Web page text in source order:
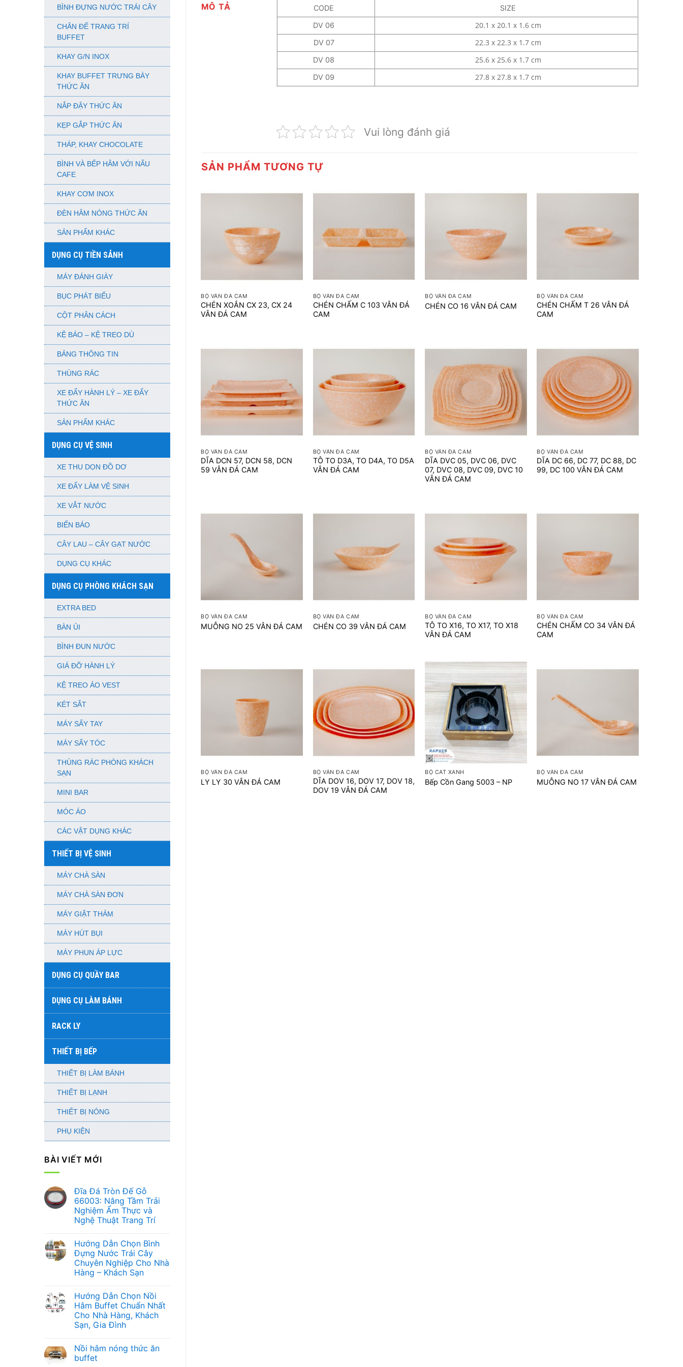
BÌNH ĐỰNG NƯỚC TRÁI CÂY
CHÂN ĐẾ TRANG TRÍ
BUFFET
KHAY G/N INOX
KHAY BUFFET TRƯNG BÀY
THỨC ĂN
NẮP ĐẬY THỨC ĂN
KẸP GẮP THỨC ĂN
THÁP, KHAY CHOCOLATE
BÌNH VÀ BẾP HÂM VỚI NẤU
CAFE
KHAY CƠM INOX
ĐÈN HÂM NÓNG THỨC ĂN
SẢN PHẨM KHÁC
DỤNG CỤ TIỀN SẢNH
MÁY ĐÁNH GIÀY
BỤC PHÁT BIỂU
CỘT PHÂN CÁCH
KỆ BÁO – KỆ TREO DÙ
BẢNG THÔNG TIN
THÙNG RÁC
XE ĐẨY HÀNH LÝ – XE ĐẨY
THỨC ĂN
SẢN PHẨM KHÁC
DỤNG CỤ VỆ SINH
XE THU DỌN ĐỒ DƠ
XE ĐẨY LÀM VỆ SINH
XE VẮT NƯỚC
BIỂN BÁO
CÂY LAU – CÂY GẠT NƯỚC
DỤNG CỤ KHÁC
DỤNG CỤ PHÒNG KHÁCH SẠN
EXTRA BED
BÀN ỦI
BÌNH ĐUN NƯỚC
GIÁ ĐỠ HÀNH LÝ
KỆ TREO ÁO VEST
KÉT SẮT
MÁY SẤY TAY
MÁY SẤY TÓC
THÙNG RÁC PHÒNG KHÁCH
SẠN
MINI BAR
MÓC ÁO
CÁC VẬT DỤNG KHÁC
THIẾT BỊ VỆ SINH
MÁY CHÀ SÀN
MÁY CHÀ SÀN ĐƠN
MÁY GIẶT THẢM
MÁY HÚT BỤI
MÁY PHUN ÁP LỰC
DỤNG CỤ QUẦY BAR
DỤNG CỤ LÀM BÁNH
RACK LY
THIẾT BỊ BẾP
THIẾT BỊ LÀM BÁNH
THIẾT BỊ LẠNH
THIẾT BỊ NÓNG
PHỤ KIỆN
BÀI VIẾT MỚI
Đĩa Đá Tròn Đế Gỗ
66003: Nâng Tầm Trải
Nghiệm Ẩm Thực và
Nghệ Thuật Trang Trí
bình
luận
ở
Đĩa
Đá
Tròn
66003:
Nâng
Tầm
Trải
Nghiệm
Ẩm
Nghệ
Thuật
Trang
Hướng Dẫn Chọn Bình
Đựng Nước Trái Cây
Chuyên Nghiệp Cho Nhà
Hàng – Khách Sạn
bình
luận
ở
Hướng
Dẫn
Chọn
Nước
Trái
Cây
Hướng Dẫn Chọn Nồi
Hâm Buffet Chuẩn Nhất
Cho Nhà Hàng, Khách
Sạn, Gia Đình
bình
luận
ở
Nồi hâm nóng thức ăn
buffet
MÔ TẢ CODE
SIZE
DV 06
20.1 x 20.1 x 1.6 cm
DV 07 22.3 x 22.3 x 1.7 cm
DV 08 25.6 x 25.6 x 1.7 cm
DV 09 27.8 x 27.8 x 1.7 cm
Vui lòng đánh giá
SẢN PHẨM TƯƠNG TỰ
BỘ VÂN ĐÁ CAM
CHÉN XOẮN CX 23, CX 24
VÂN ĐÁ CAM
BỘ VÂN ĐÁ CAM
CHÉN CHẤM C 103 VÂN ĐÁ
CAM
BỘ VÂN ĐÁ CAM
CHÉN CO 16 VÂN ĐÁ CAM
BỘ VÂN ĐÁ CAM
CHÉN CHẤM T 26 VÂN ĐÁ
CAM
BỘ VÂN ĐÁ CAM
DĨA DCN 57, DCN 58, DCN
59 VÂN ĐÁ CAM
BỘ VÂN ĐÁ CAM
TÔ TO D3A, TO D4A, TO D5A
VÂN ĐÁ CAM
BỘ VÂN ĐÁ CAM
DĨA DVC 05, DVC 06, DVC
07, DVC 08, DVC 09, DVC 10
VÂN ĐÁ CAM
BỘ VÂN ĐÁ CAM
DĨA DC 66, DC 77, DC 88, DC
99, DC 100 VÂN ĐÁ CAM
BỘ VÂN ĐÁ CAM
MUỖNG NO 25 VÂN ĐÁ CAM
BỘ VÂN ĐÁ CAM
CHÉN CO 39 VÂN ĐÁ CAM
BỘ VÂN ĐÁ CAM
TÔ TO X16, TO X17, TO X18
VÂN ĐÁ CAM
BỘ VÂN ĐÁ CAM
CHÉN CHẤM CO 34 VÂN ĐÁ
CAM
BỘ VÂN ĐÁ CAM
LY LY 30 VÂN ĐÁ CAM
BỘ VÂN ĐÁ CAM
DĨA DOV 16, DOV 17, DOV 18,
DOV 19 VÂN ĐÁ CAM
+
BỘ CÁT XANH
Bếp Cồn Gang 5003 – NP
BỘ VÂN ĐÁ CAM
MUỖNG NO 17 VÂN ĐÁ CAM